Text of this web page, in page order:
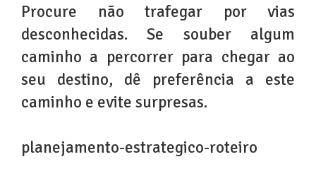
Procure não trafegar por vias
desconhecidas. Se souber algum
caminho a percorrer para chegar ao
seu destino, dê preferência a este
caminho e evite surpresas.
planejamento-estrategico-roteiro